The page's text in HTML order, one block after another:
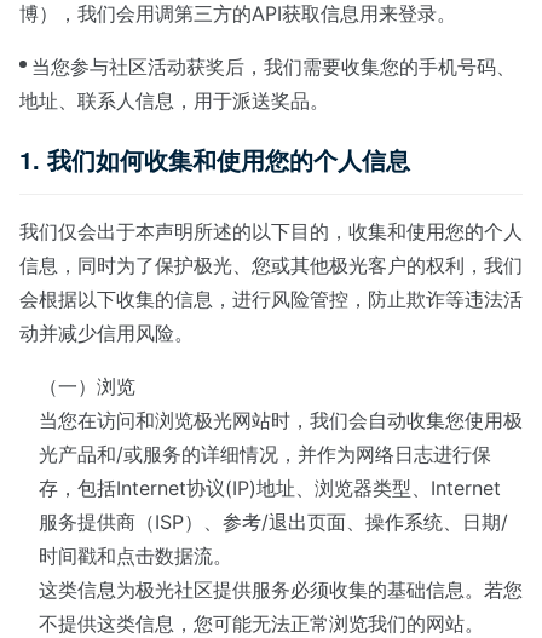
博），我们会用调第三方的API获取信息用来登录。
当您参与社区活动获奖后，我们需要收集您的手机号码、
地址、联系人信息，用于派送奖品。
1. 我们如何收集和使用您的个人信息
我们仅会出于本声明所述的以下目的，收集和使用您的个人
信息，同时为了保护极光、您或其他极光客户的权利，我们
会根据以下收集的信息，进行风险管控，防止欺诈等违法活
动并减少信用风险。
（一）浏览
当您在访问和浏览极光网站时，我们会自动收集您使用极
光产品和/或服务的详细情况，并作为网络日志进行保
存，包括Internet协议(IP)地址、浏览器类型、Internet
服务提供商（ISP）、参考/退出页面、操作系统、日期/
时间戳和点击数据流。
这类信息为极光社区提供服务必须收集的基础信息。若您
不提供这类信息，您可能无法正常浏览我们的网站。